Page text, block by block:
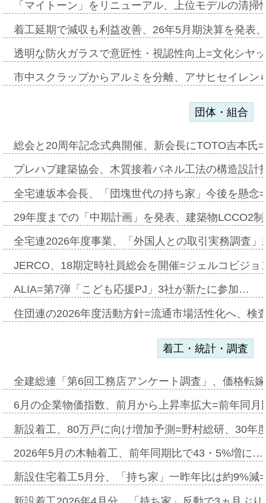
「マイトーン」をリニューアル、上位モデルの清
着工延期で減収も利益改善、26年5月期決算を発表
透明な防火ガラスで意匠性・視認性向上=文化シヤ
市中スクラップからアルミを分離、アサヒセイレ
団体・組合
総会と20周年記念式典開催、新会長にTOTO吉本氏
プレハブ建築協会、木質接着パネル工法の構造設
全宅連坂本会長、「団塊世代の持ち家」今後を懸
29年度までの「中期計画」を発表、建築物LCCO2
全宅連2026年度事業、「外国人との取引実務調査
JERCO、18期定時社員総会を開催=ジェルコビジ
ALIA=第7弾「こども応援PJ」3社が新たに参加…
住団連の2026年度活動方針=流通市場活性化へ、検
着工・統計・調査
全建総連「第6回工務店アンケート調査」、価格転
6月の企業物価指数、前月から上昇率拡大=前年同
新設着工、80万戸に向け増加予測=野村総研、30年
2026年5月の木軸着工、前年同期比で43・5%増に…
新設住宅着工5月分、「持ち家」一昨年比は約9%